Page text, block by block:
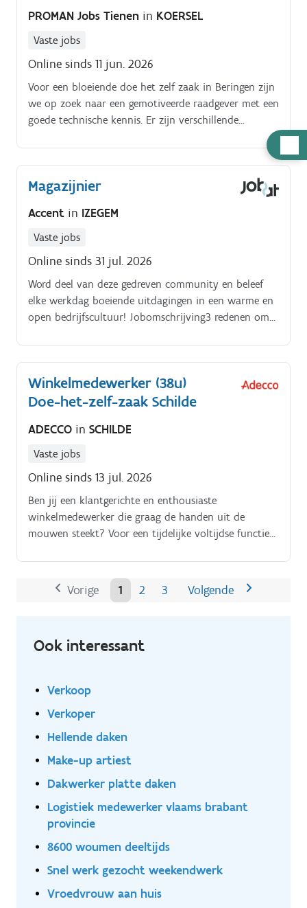
project- Je neemt jouw eigen verantwoordelijkheden
op als het gaat om bestellingen, werkruimte die in
uitstekende klantenservice- Behoefte analyse
uitvoeren bij een klant - weten wat die nodig heeft
en het juiste kunnen bieden. Offertes opmaken en
opvolgen- Verrichten van kassawerk, gebruikmakend
PROMAN Jobs Tienen in KOERSEL
Vaste jobs
Online sinds 11 jun. 2026
Voor een bloeiende doe het zelf zaak in Beringen zijn
we op zoek naar een gemotiveerde raadgever met een
goede technische kennis. Er zijn verschillende
/sanitair/elektriciteit Je takenpakket bestaat uit:.
Magazijnier
Accent in IZEGEM
Vaste jobs
Online sinds 31 jul. 2026
Word deel van deze gedreven community en beleef
elke werkdag boeiende uitdagingen in een warme en
open bedrijfscultuur! Jobomschrijving3 redenen om
Winkelmedewerker (38u)
Doe-het-zelf-zaak Schilde
ADECCO in SCHILDE
Vaste jobs
Online sinds 13 jul. 2026
Ben jij een klantgerichte en enthousiaste
winkelmedewerker die graag de handen uit de
mouwen steekt? Voor een tijdelijke voltijdse functie
gemotiveerde collega die klanten met een glimlach
verder helptVorige 1 2 3 Volgende
Ook interessant
Verkoop
Verkoper
Hellende daken
Make-up artiest
Dakwerker platte daken
Logistiek medewerker vlaams brabant
provincie
8600 woumen deeltijds
Snel werk gezocht weekendwerk
Vroedvrouw aan huis